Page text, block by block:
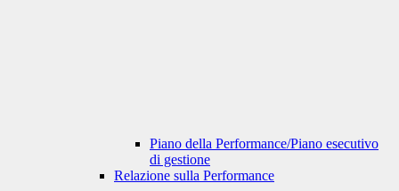
Piano della Performance/Piano esecutivo
di gestione
Relazione sulla Performance